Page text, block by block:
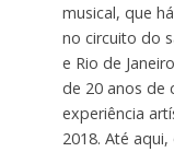
musical, que
no circuito do
e Rio de
de 20 anos de
experiência
2018. Até